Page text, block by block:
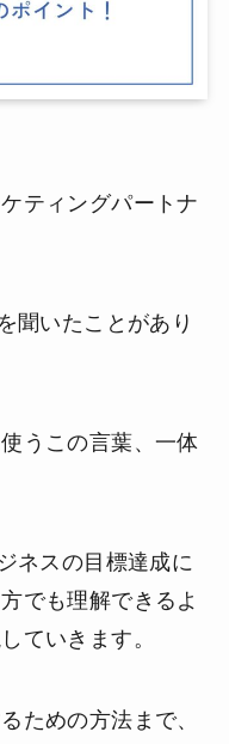
ティングパートナ
聞いたことがあり
うこの言葉、一体
ネスの目標達成に
でも理解できるよ
ていきます。
ための方法まで、